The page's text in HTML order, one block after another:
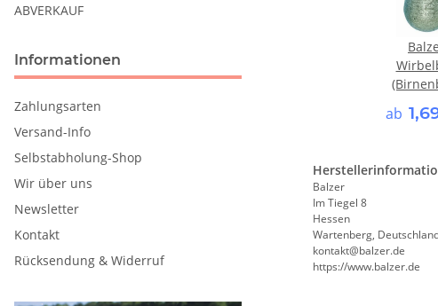
ab
Balzer
Im Tiegel 8
Hessen
Wartenberg,
kontakt@balzer.de
https://www.balzer.de
ABVERKAUF
Informationen
Zahlungsarten
Versand-Info
Selbstabholung-Shop
Wir über uns
Newsletter
Kontakt
Rücksendung & Widerruf